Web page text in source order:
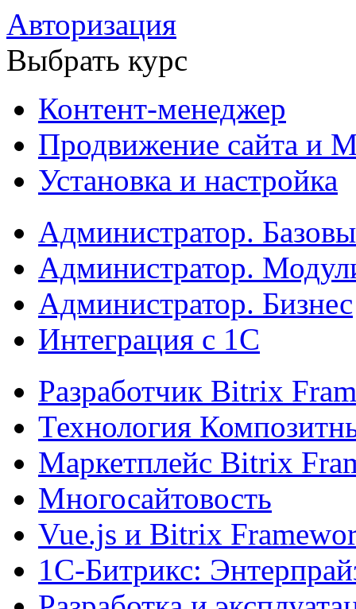
Авторизация
Выбрать курс
Контент-менеджер
Продвижение сайта и
Установка и настройка
Администратор.
Администратор.
Администратор. Бизнес
Интеграция с 1С
Разработчик Bitrix
Технология
Маркетплейс Bitrix
Многосайтовость
Vue.js и Bitrix
1С-Битрикс: